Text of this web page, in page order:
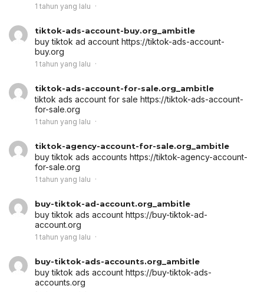
1 tahun yang lalu
tiktok-ads-account-buy.org_ambitle
buy tiktok ad account https://tiktok-ads-account-
buy.org
1 tahun yang lalu
tiktok-ads-account-for-sale.org_ambitle
tiktok ads account for sale https://tiktok-ads-account-
for-sale.org
1 tahun yang lalu
tiktok-agency-account-for-sale.org_ambitle
buy tiktok ads accounts https://tiktok-agency-account-
for-sale.org
1 tahun yang lalu
buy-tiktok-ad-account.org_ambitle
buy tiktok ads account https://buy-tiktok-ad-
account.org
1 tahun yang lalu
buy-tiktok-ads-accounts.org_ambitle
buy tiktok ads account https://buy-tiktok-ads-
accounts.org